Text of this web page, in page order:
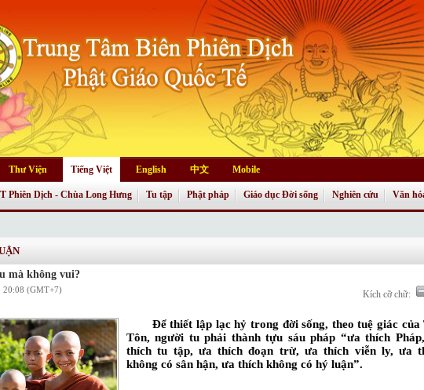
Thư Viện Tiếng Việt English 中文 Mobile
Phiên Dịch - Chùa Long Hưng Tu tập Phật pháp Giáo dục Đời sống Nghiên cứu Văn
mà không vui?
20:08 (GMT+7) Kích cỡ chữ:
Để thiết lập lạc hỷ trong đời sống, theo tuệ giác của
Tôn, người tu phải thành tựu sáu pháp “ưa thích
thích tu tập, ưa thích đoạn trừ, ưa thích viễn ly, ưa
không có sân hận, ưa thích không có hý luận”.